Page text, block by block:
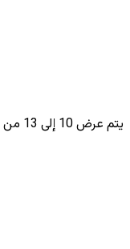
يتم عرض10 إلى 13 من